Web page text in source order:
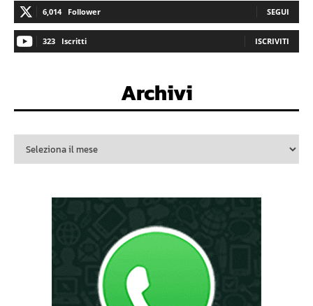
6,014 Follower SEGUI
323 Iscritti ISCRIVITI
Archivi